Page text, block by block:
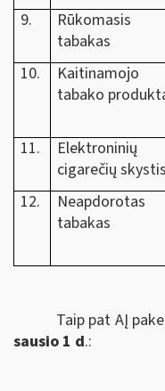
9.
Rūkomasis
tabakas
10.
Kaitinamojo
tabako
11.
Elektroninių
cigarečių skystis
12.
Neapdorotas
tabakas
Taip pat AĮ
sausio 1 d.: